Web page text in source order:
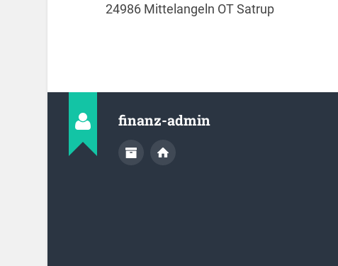
24986 Mittelangeln OT Satrup
finanz-admin